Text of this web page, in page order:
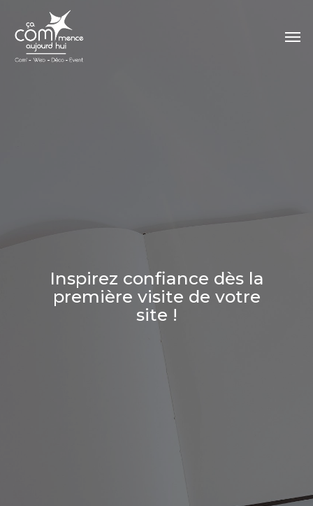
main
content
Inspirez confiance dès la
première visite de votre
site !